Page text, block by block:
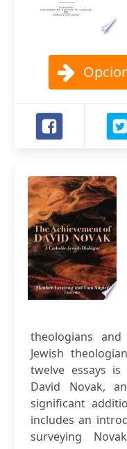
theologians
Jewish
twelve essays
David Novak,
significant
includes an
surveying